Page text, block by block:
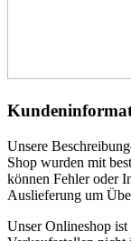
Unsere
Shop wurden mit
können Fehler oder
Auslieferung um
Unser Onlineshop ist